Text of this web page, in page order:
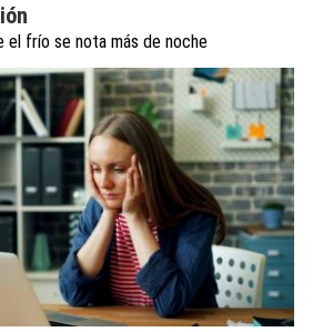
el frío se nota más de noche